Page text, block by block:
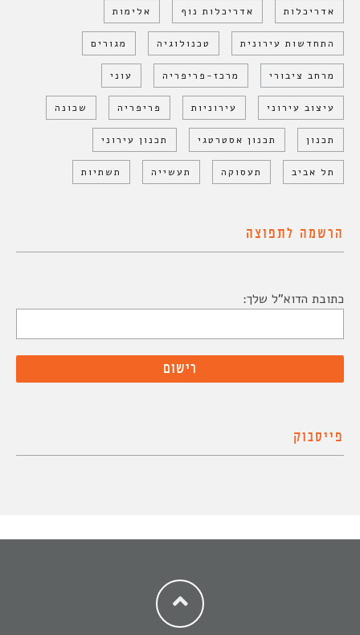
אדריכלות אדריכלות נוף אלימות
התחדשות עירונית טכנולוגיה מגורים
מרחב ציבורי מרכז-פריפריה עוני
עיצוב עירוני עירוניות פריפריה שכונה
תכנון תכנון אסטרטגי תכנון עירוני
תל אביב תעסוקה תעשייה תשתיות
הרשמה לתפוצה
כתובת הדוא"ל שלך:
פייסבוק